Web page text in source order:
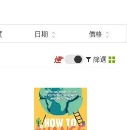
圖書(66)
日期 價格
篩選